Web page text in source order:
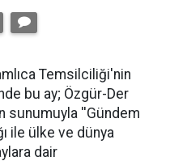
Temsilciliği'nin
bu ay; Özgür-Der
sunumuyla ''Gündem
ile ülke ve dünya
dair